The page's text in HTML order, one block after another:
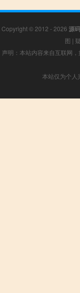
Copyright © 2012 - 2026 源
图 |
声明：本站内容来自互联网
本站仅为个人